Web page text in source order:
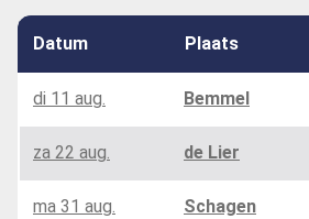
Datum Plaats
di 11 aug. Bemmel
za 22 aug. de Lier
ma 31 aug. Schagen